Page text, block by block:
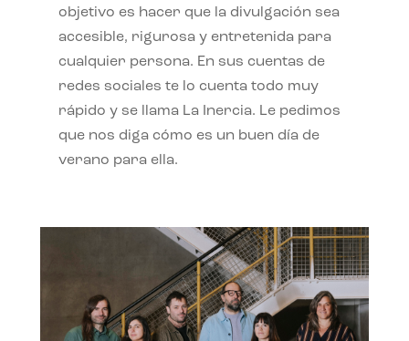
objetivo es hacer que la divulgación sea
accesible, rigurosa y entretenida para
cualquier persona. En sus cuentas de
redes sociales te lo cuenta todo muy
rápido y se llama La Inercia. Le pedimos
que nos diga cómo es un buen día de
verano para ella.